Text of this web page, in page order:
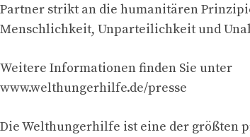
Partner strikt an die humanitären
Menschlichkeit, Unparteilichkeit und
Weitere Informationen finden Sie unter
www.welthungerhilfe.de/presse
Die Welthungerhilfe ist eine der größten